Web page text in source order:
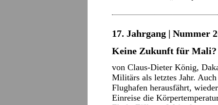
17. Jahrgang | Nummer
Keine Zukunft für Mali?
von Claus-Dieter König,
Militärs als letztes Jahr.
Flughafen herausfährt,
Einreise die